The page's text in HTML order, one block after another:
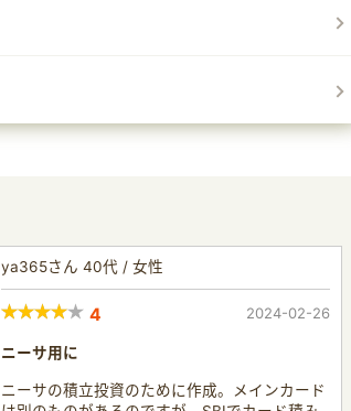
ya365さん 40代 / 女性
4 2024-02-26
ニーサ用に
ニーサの積立投資のために作成。メインカード